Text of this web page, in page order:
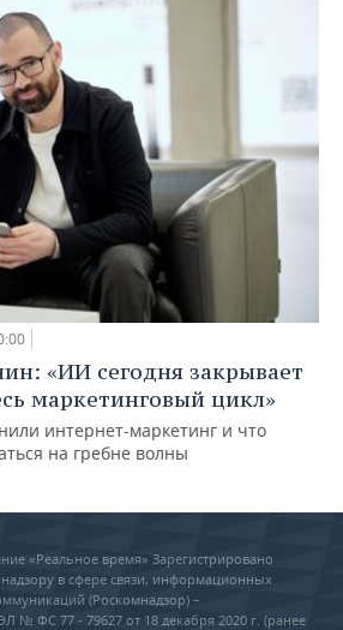
«ИИ сегодня закрывает
маркетинговый цикл»
интернет-маркетинг и что
на гребне волны
«Реальное время» Зарегистрировано
в сфере связи, информационных
(Роскомнадзор) –
№ ФС 77 - 79627 от 18 декабря 2020 г. (ранее